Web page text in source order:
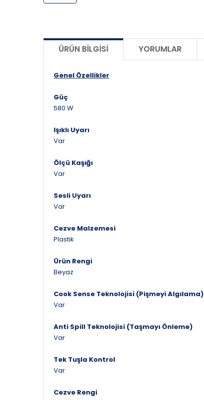
ÜRÜN BILGISI YORUMLAR
Genel Özellikler
Güç
580 W
Işıklı Uyarı
Var
Ölçü Kaşığı
Var
Sesli Uyarı
Var
Cezve Malzemesi
Plastik
Ürün Rengi
Beyaz
Cook Sense Teknolojisi (Pişmeyi Algılama)
Var
Anti Spill Teknolojisi (Taşmayı Önleme)
Var
Tek Tuşla Kontrol
Var
Cezve Rengi